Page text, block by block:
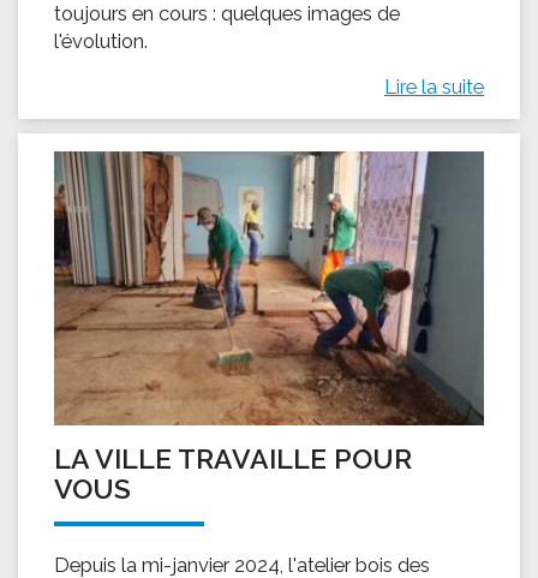
toujours en cours : quelques images de
l'évolution.
Lire la suite
LA VILLE TRAVAILLE POUR
VOUS
Depuis la mi-janvier 2024, l'atelier bois des